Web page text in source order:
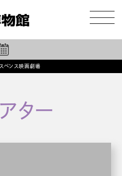
ペンス映画劇場